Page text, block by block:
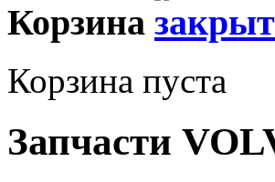
Корзина
Корзина пуста
Запчасти